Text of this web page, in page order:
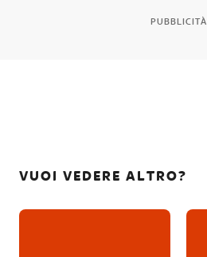
PUBBLICITÀ
VUOI VEDERE ALTRO?